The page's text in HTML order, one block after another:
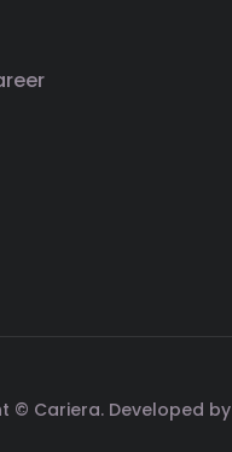
© Cariera. Developed by